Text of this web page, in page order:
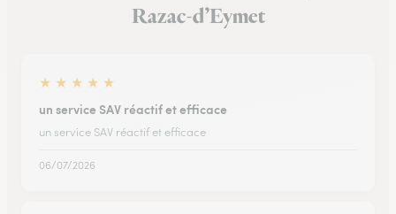
Razac-d’Eymet
★ ★ ★ ★ ★
un service SAV réactif et efficace
un service SAV réactif et efficace
06/07/2026